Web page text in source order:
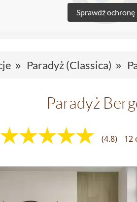
Sprawdź ochronę
Paradyż (Classica)
Paradyż
(4.8) 12